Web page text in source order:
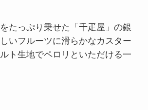
たっぷり乗せた「千疋屋」の銀
いフルーツに滑らかなカスター
ト生地でペロリといただける一